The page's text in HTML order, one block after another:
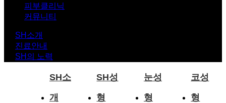
피부클리닉
커뮤니티
SH소개
진료안내
SH의 노력
SH소
개
SH성
형
눈성
형
코성
형